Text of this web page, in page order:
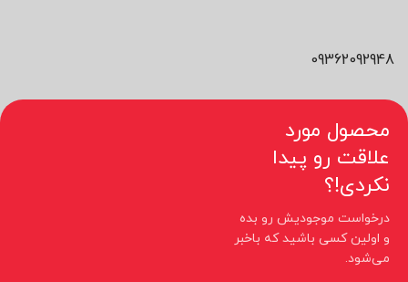
09362092948
محصول مورد
علاقت رو پیدا
نکردی!؟
درخواست موجودیش رو بده
و اولین کسی باشید که باخبر
می‌شود.